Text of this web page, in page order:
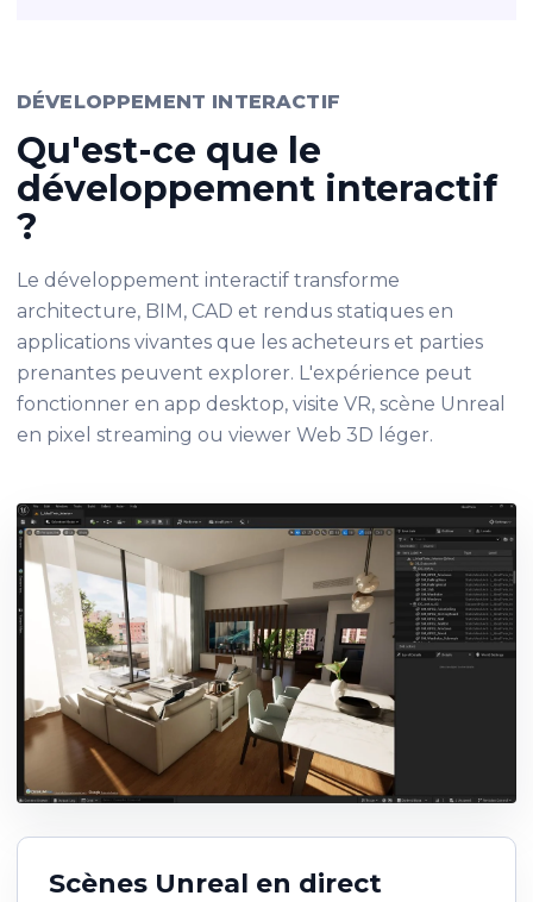
DÉVELOPPEMENT INTERACTIF
Qu'est-ce que le
développement interactif
?
Le développement interactif transforme
architecture, BIM, CAD et rendus statiques en
applications vivantes que les acheteurs et parties
prenantes peuvent explorer. L'expérience peut
fonctionner en app desktop, visite VR, scène Unreal
en pixel streaming ou viewer Web 3D léger.
Scènes Unreal en direct